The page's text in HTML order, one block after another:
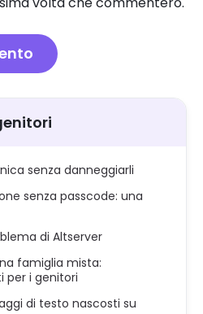
senza danneggiarli
senza passcode: una
di Altserver
famiglia mista:
per i genitori
di testo nascosti su